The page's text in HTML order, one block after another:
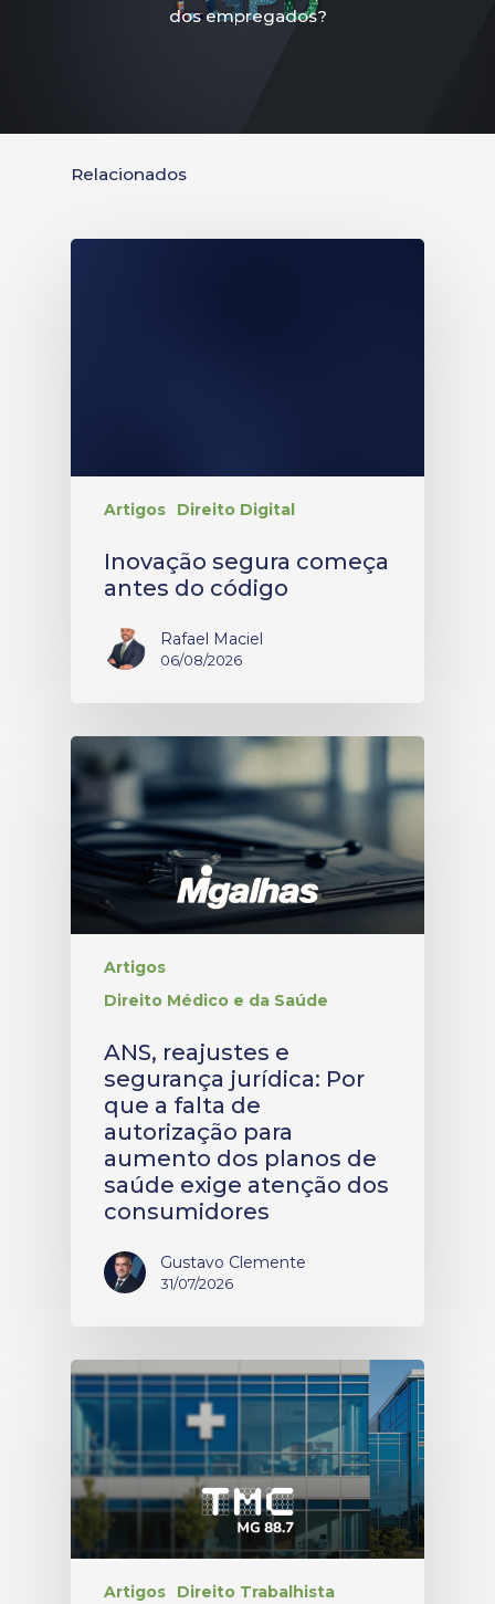
dos empregados?
Relacionados
Artigos Direito Digital
Inovação segura começa
antes do código
Rafael Maciel
06/08/2026
Artigos
Direito Médico e da Saúde
ANS, reajustes e
segurança jurídica: Por
que a falta de
autorização para
aumento dos planos de
saúde exige atenção dos
consumidores
Gustavo Clemente
31/07/2026
Artigos Direito Trabalhista